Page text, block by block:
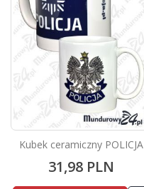
Kubek ceramiczny POLICJA
31,98 PLN